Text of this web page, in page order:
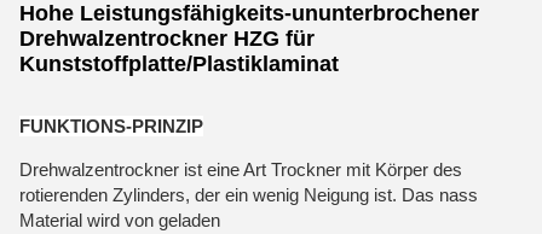
Hohe Leistungsfähigkeits-ununterbrochener
Drehwalzentrockner HZG für
Kunststoffplatte/Plastiklaminat
FUNKTIONS-PRINZIP
Drehwalzentrockner ist eine Art Trockner mit Körper des
rotierenden Zylinders, der ein wenig Neigung ist. Das nass
Material wird von geladen